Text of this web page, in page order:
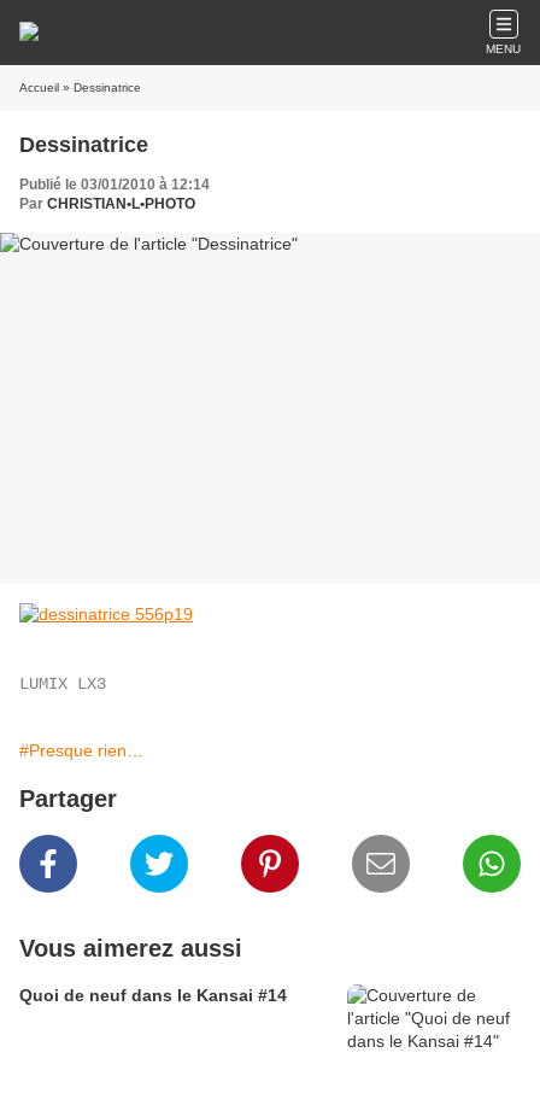
MENU
Accueil » Dessinatrice
Dessinatrice
Publié le 03/01/2010 à 12:14
Par CHRISTIAN•L•PHOTO
LUMIX LX3
#Presque rien…
Partager
Vous aimerez aussi
Quoi de neuf dans le Kansai #14